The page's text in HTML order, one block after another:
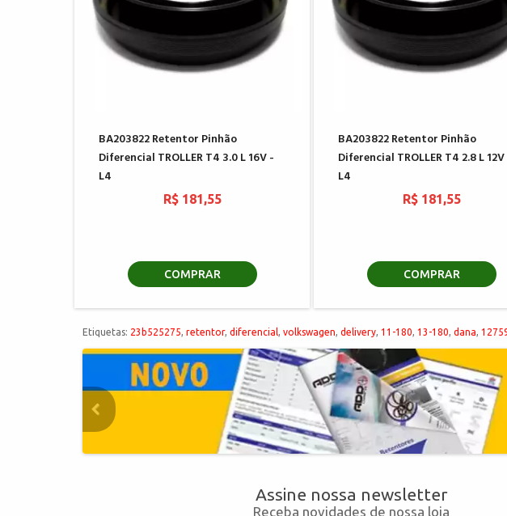
BA203822 Retentor Pinhão
Diferencial TROLLER T4 3.0 L 16V -
L4
R$ 181,55
COMPRAR
BA203822 Retentor Pinhão
Diferencial TROLLER T4 2.8 L
L4
R$ 181,55
COMPRAR
Etiquetas: 23b525275 retentor, diferencial volkswagen delivery 11-180 13-180 dana
Assine nossa newsletter
Receba novidades de nossa loja